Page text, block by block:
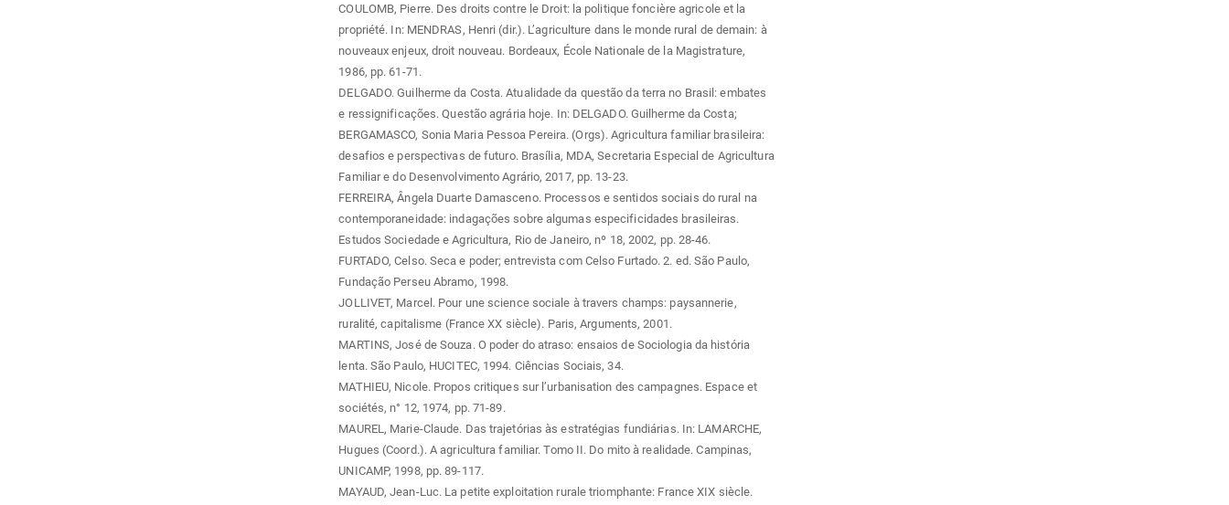
COULOMB, Pierre. Des droits contre le Droit: la politique foncière agricole et la
propriété. In: MENDRAS, Henri (dir.). L’agriculture dans le monde rural de demain: à
nouveaux enjeux, droit nouveau. Bordeaux, École Nationale de la Magistrature,
1986, pp. 61-71.
DELGADO. Guilherme da Costa. Atualidade da questão da terra no Brasil: embates
e ressignificações. Questão agrária hoje. In: DELGADO. Guilherme da Costa;
BERGAMASCO, Sonia Maria Pessoa Pereira. (Orgs). Agricultura familiar brasileira:
desafios e perspectivas de futuro. Brasília, MDA, Secretaria Especial de Agricultura
Familiar e do Desenvolvimento Agrário, 2017, pp. 13-23.
FERREIRA, Ângela Duarte Damasceno. Processos e sentidos sociais do rural na
contemporaneidade: indagações sobre algumas especificidades brasileiras.
Estudos Sociedade e Agricultura, Rio de Janeiro, nº 18, 2002, pp. 28-46.
FURTADO, Celso. Seca e poder; entrevista com Celso Furtado. 2. ed. São Paulo,
Fundação Perseu Abramo, 1998.
JOLLIVET, Marcel. Pour une science sociale à travers champs: paysannerie,
ruralité, capitalisme (France XX siècle). Paris, Arguments, 2001.
MARTINS, José de Souza. O poder do atraso: ensaios de Sociologia da história
lenta. São Paulo, HUCITEC, 1994. Ciências Sociais, 34.
MATHIEU, Nicole. Propos critiques sur l’urbanisation des campagnes. Espace et
sociétés, n° 12, 1974, pp. 71-89.
MAUREL, Marie-Claude. Das trajetórias às estratégias fundiárias. In: LAMARCHE,
Hugues (Coord.). A agricultura familiar. Tomo II. Do mito à realidade. Campinas,
UNICAMP, 1998, pp. 89-117.
MAYAUD, Jean-Luc. La petite exploitation rurale triomphante: France XIX siècle.